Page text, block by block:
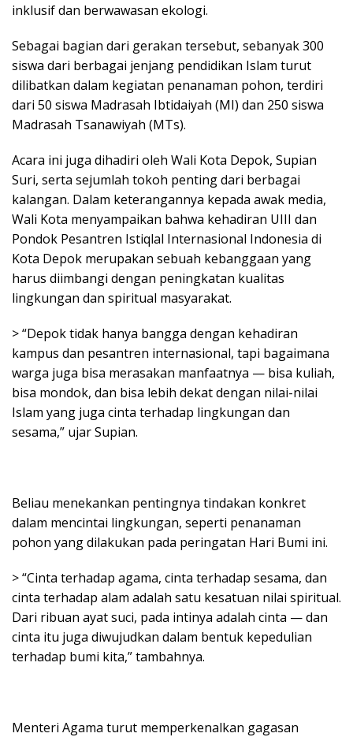
inklusif dan berwawasan ekologi.
Sebagai bagian dari gerakan tersebut, sebanyak 300
siswa dari berbagai jenjang pendidikan Islam turut
dilibatkan dalam kegiatan penanaman pohon, terdiri
dari 50 siswa Madrasah Ibtidaiyah (MI) dan 250 siswa
Madrasah Tsanawiyah (MTs).
Acara ini juga dihadiri oleh Wali Kota Depok, Supian
Suri, serta sejumlah tokoh penting dari berbagai
kalangan. Dalam keterangannya kepada awak media,
Wali Kota menyampaikan bahwa kehadiran UIII dan
Pondok Pesantren Istiqlal Internasional Indonesia di
Kota Depok merupakan sebuah kebanggaan yang
harus diimbangi dengan peningkatan kualitas
lingkungan dan spiritual masyarakat.
> “Depok tidak hanya bangga dengan kehadiran
kampus dan pesantren internasional, tapi bagaimana
warga juga bisa merasakan manfaatnya — bisa kuliah,
bisa mondok, dan bisa lebih dekat dengan nilai-nilai
Islam yang juga cinta terhadap lingkungan dan
sesama,” ujar Supian.
Beliau menekankan pentingnya tindakan konkret
dalam mencintai lingkungan, seperti penanaman
pohon yang dilakukan pada peringatan Hari Bumi ini.
> “Cinta terhadap agama, cinta terhadap sesama, dan
cinta terhadap alam adalah satu kesatuan nilai spiritual.
Dari ribuan ayat suci, pada intinya adalah cinta — dan
cinta itu juga diwujudkan dalam bentuk kepedulian
terhadap bumi kita,” tambahnya.
Menteri Agama turut memperkenalkan gagasan